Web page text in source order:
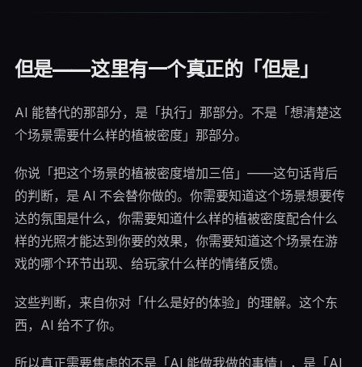
但是——这里有一个真正的「但是」
AI 能替代的那部分，是「执行」那部分。不是「想清楚这
个场景需要什么样的植被密度」那部分。
你说「把这个场景的植被密度增加三倍」——这句话背后
的判断，是 AI 不会替你做的。你需要知道这个场景想要传
达的氛围是什么，你需要知道什么样的植被密度配合什么
样的光照才能达到你要的效果，你需要知道这个场景在游
戏的哪个环节出现、给玩家什么样的情绪反馈。
这些判断，来自你对「什么是好的体验」的理解。这个东
西，AI 给不了你。
所以真正需要焦虑的不是「AI 能做我做的事情」，是「AI